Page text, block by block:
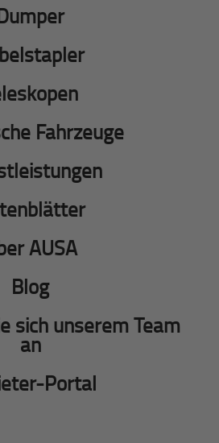
Fahrzeuge
AUSA
Blog
sich unserem Team
an
Portal